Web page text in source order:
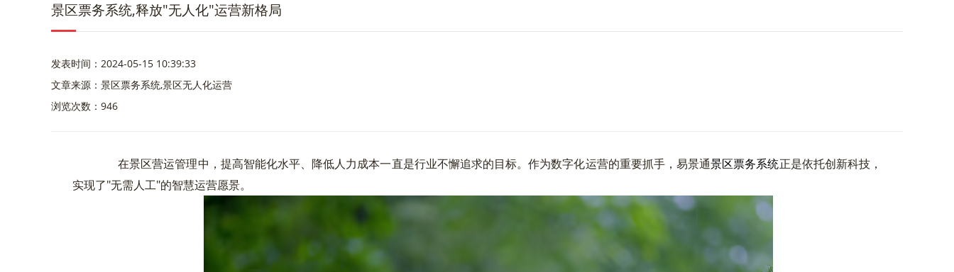
景区票务系统,释放"无人化"运营新格局
发表时间：2024-05-15 10:39:33
文章来源：景区票务系统,景区无人化运营
浏览次数：946
在景区营运管理中，提高智能化水平、降低人力成本一直是行业不懈追求的目标。作为数字化运营的重要抓手，易景通景区票务系统正是依托创新科技，
实现了"无需人工"的智慧运营愿景。